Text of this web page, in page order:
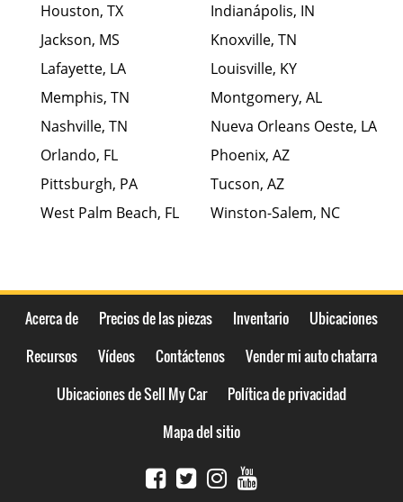
Houston, TX
Indianápolis, IN
Jackson, MS
Knoxville, TN
Lafayette, LA
Louisville, KY
Memphis, TN
Montgomery, AL
Nashville, TN
Nueva Orleans Oeste, LA
Orlando, FL
Phoenix, AZ
Pittsburgh, PA
Tucson, AZ
West Palm Beach, FL
Winston-Salem, NC
Acerca de Precios de las piezas Inventario
Ubicaciones
Recursos
Vídeos Contáctenos
Vender mi auto chatarra
Ubicaciones de Sell My Car
Política de privacidad
Mapa del sitio